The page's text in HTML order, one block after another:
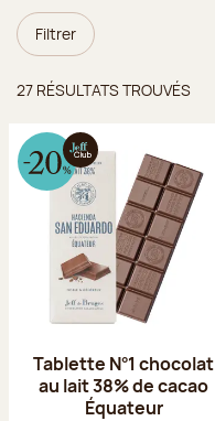
Filtrer
27 RÉSULTATS TROUVÉS
Tablette N°1 chocolat
au lait 38% de cacao
Équateur